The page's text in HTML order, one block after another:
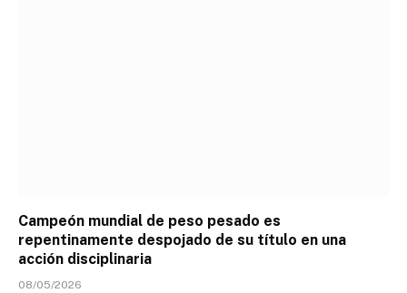
Campeón mundial de peso pesado es
repentinamente despojado de su título en una
acción disciplinaria
08/05/2026